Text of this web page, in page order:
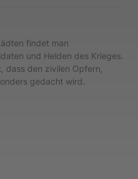
findet man
und Helden des Krieges.
dass den zivilen Opfern,
gedacht wird.